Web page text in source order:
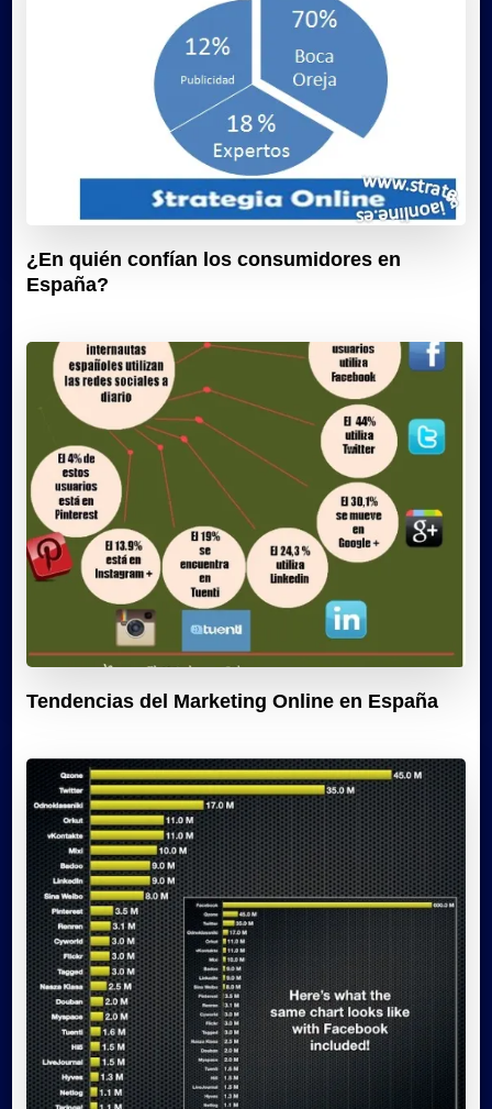
¿En quién confían los consumidores en
España?
Tendencias del Marketing Online en España